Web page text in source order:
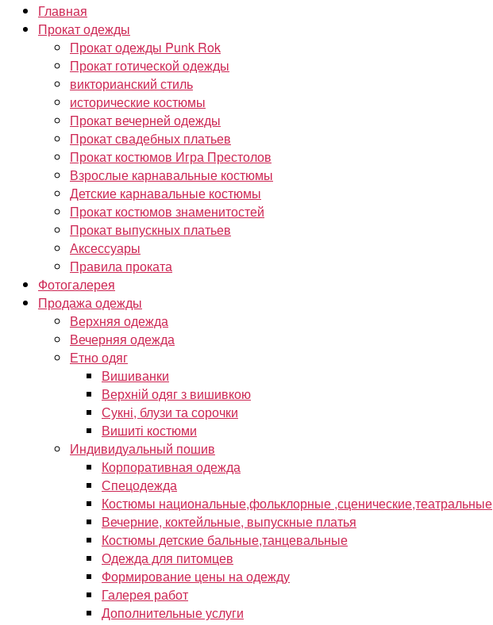
Главная
Прокат одежды
Прокат одежды Punk Rok
Прокат готической одежды
викторианский стиль
исторические костюмы
Прокат вечерней одежды
Прокат свадебных платьев
Прокат костюмов Игра Престолов
Взрослые карнавальные костюмы
Детские карнавальные костюмы
Прокат костюмов знаменитостей
Прокат выпускных платьев
Аксессуары
Правила проката
Фотогалерея
Продажа одежды
Верхняя одежда
Вечерняя одежда
Етно одяг
Вишиванки
Верхній одяг з вишивкою
Сукні, блузи та сорочки
Вишиті костюми
Индивидуальный пошив
Корпоративная одежда
Спецодежда
Костюмы национальные,фольклорные ,сценические,театральные
Вечерние, коктейльные, выпускные платья
Костюмы детские бальные,танцевальные
Одежда для питомцев
Формирование цены на одежду
Галерея работ
Дополнительные услуги